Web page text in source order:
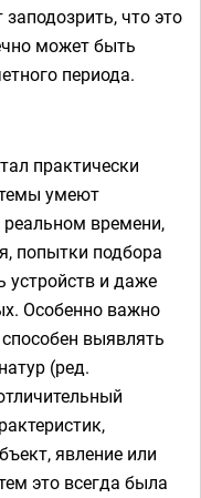
что это
может быть
периода.
практически
умеют
реальном времени,
попытки подбора
устройств и даже
Особенно важно
выявлять
(ред.
явление или
это всегда была